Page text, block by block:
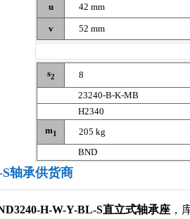
u 42 mm
v 52 mm
s2 8
23240-B-K-MB
H2340
m1 205 kg
BND
轴承供货商
H-W-Y-BL-S直立式轴承座 ，